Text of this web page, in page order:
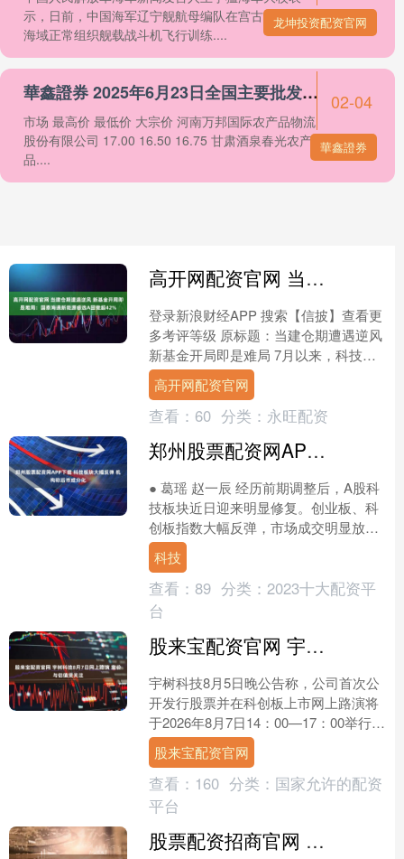
示，日前，中国海军辽宁舰航母编队在宫古海峡以东
海域正常组织舰载战斗机飞行训练....
龙坤投资配资官网
華鑫證券 2025年6月23日全国主要批发市场白灵菇价格行情
市场 最高价 最低价 大宗价 河南万邦国际农产品物流
股份有限公司 17.00 16.50 16.75 甘肃酒泉春光农产
品....
02-04
華鑫證券
高开网配资官网 当建仓期遭遇逆风 新基金开局即是难局：国泰海通新能源睿选A回撤超42%
登录新浪财经APP 搜索【信披】查看更
多考评等级 原标题：当建仓期遭遇逆风
新基金开局即是难局 7月以来，科技主
线大幅回调，A股市场震荡加剧。多只5
月以来成立的....
高开网配资官网
查看： 60 分类： 永旺配资
郑州股票配资网APP下载 科技板块大幅反弹 机构称后市或分化
● 葛瑶 赵一辰 经历前期调整后，A股科
技板块近日迎来明显修复。创业板、科
创板指数大幅反弹，市场成交明显放
量，半导体、存储、算力硬件等方向轮
番走强。 机构认为，....
科技
查看： 89 分类： 2023十大配资平
台
股来宝配资官网 宇树科技8月7日网上路演 定价与估值受关注
宇树科技8月5日晚公告称，公司首次公
开发行股票并在科创板上市网上路演将
于2026年8月7日14：00—17：00举行。
8月5日，宇树科技启动科创板初步询
价，计....
股来宝配资官网
查看： 160 分类： 国家允许的配资
平台
股票配资招商官网 以军称正调查以方袭击黎政府军车辆事件